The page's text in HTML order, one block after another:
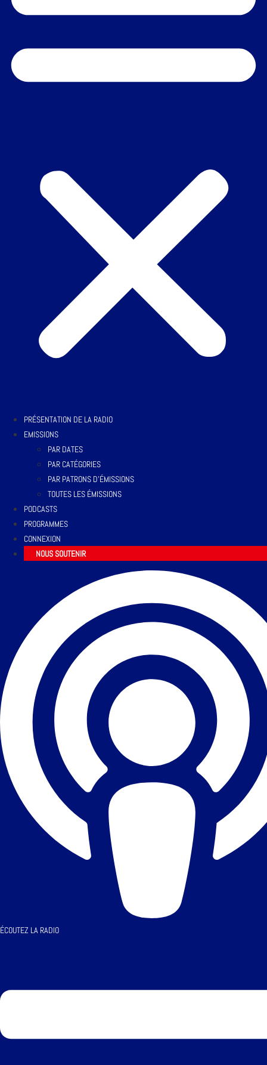
PRÉSENTATION DE LA RADIO
EMISSIONS
PAR DATES
PAR CATÉGORIES
PAR PATRONS D’ÉMISSIONS
TOUTES LES ÉMISSIONS
PODCASTS
PROGRAMMES
CONNEXION
NOUS SOUTENIR
ÉCOUTEZ LA RADIO